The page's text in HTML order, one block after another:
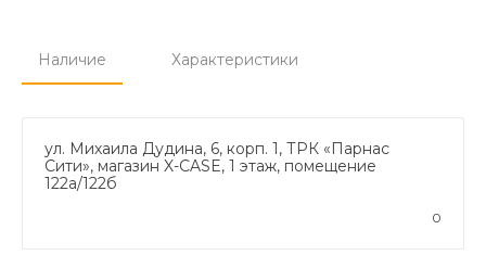
Наличие Характеристики
ул. Михаила Дудина, 6, корп. 1, ТРК «Парнас
Сити», магазин X-CASE, 1 этаж, помещение
122а/122б
0